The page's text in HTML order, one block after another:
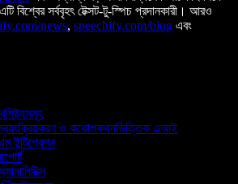
বিশ্বের সর্ববৃহৎ টেক্সট-টু-স্পিচ প্রদানকারী। আরও
news, speechify.com/blog এবং
স্বয়ংক্রিয়করণ ও কথোপকথনভিত্তিক এআই
ইন্টিগ্রেশন